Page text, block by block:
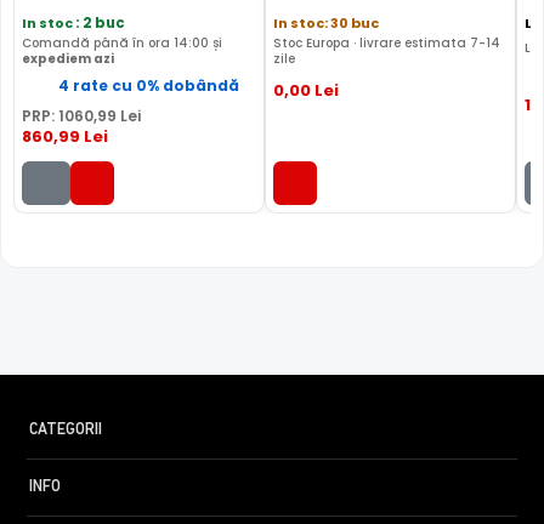
SMD Plus (Smart Motion Detection)
vegetatie, animale, insecte, lumini sau chiar ploaie.
In stoc: 2 buc
Comandă până în ora 14:00 și
expediem azi
4 rate cu 0% dobândă
PRP: 1060,99 Lei
860,99 Lei
In stoc: 30 buc
Stoc Europa · livrare estimata 7-14
zile
0,00 Lei
CATEGORII
INFO